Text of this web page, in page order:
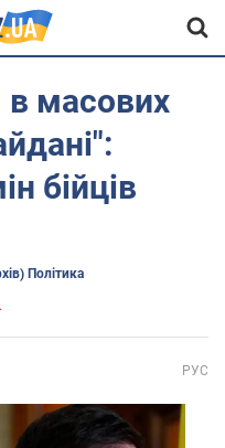
в масових
бійців
Політика
РУС